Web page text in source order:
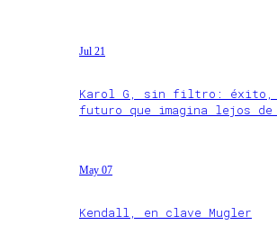
Jul 21
Karol G, sin filtro: éxito,
futuro que imagina lejos
May 07
Kendall, en clave Mugler